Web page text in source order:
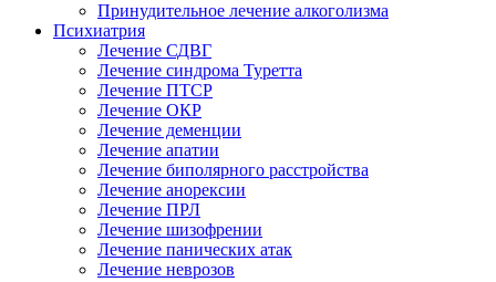
Принудительное лечение алкоголизма
Психиатрия
Лечение СДВГ
Лечение синдрома Туретта
Лечение ПТСР
Лечение ОКР
Лечение деменции
Лечение апатии
Лечение биполярного расстройства
Лечение анорексии
Лечение ПРЛ
Лечение шизофрении
Лечение панических атак
Лечение неврозов